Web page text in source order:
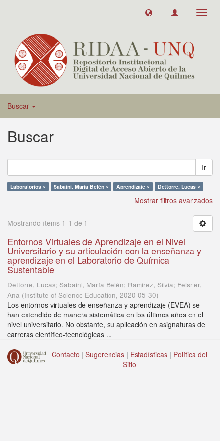
Buscar
Buscar
Ir
Laboratorios × Sabaini, María Belén × Aprendizaje × Dettorre, Lucas ×
Mostrar filtros avanzados
Mostrando ítems 1-1 de 1
Entornos Virtuales de Aprendizaje en el Nivel
Universitario y su articulación con la enseñanza y
aprendizaje en el Laboratorio de Química
Sustentable
Dettorre, Lucas; Sabaini, María Belén; Ramirez, Silvia; Feisner,
Ana (Institute of Science Education, 2020-05-30)
Los entornos virtuales de enseñanza y aprendizaje (EVEA) se
han extendido de manera sistemática en los últimos años en el
nivel universitario. No obstante, su aplicación en asignaturas de
carreras científico-tecnológicas ...
Contacto | Sugerencias | Estadísticas | Política del
Sitio